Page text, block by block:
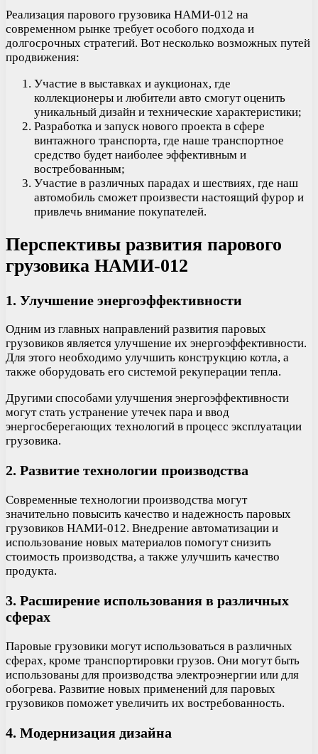
Реализация парового грузовика НАМИ-012 на
современном рынке требует особого подхода и
долгосрочных стратегий. Вот несколько возможных путей
продвижения:
Участие в выставках и аукционах, где
коллекционеры и любители авто смогут оценить
уникальный дизайн и технические характеристики;
Разработка и запуск нового проекта в сфере
винтажного транспорта, где наше транспортное
средство будет наиболее эффективным и
востребованным;
Участие в различных парадах и шествиях, где наш
автомобиль сможет произвести настоящий фурор и
привлечь внимание покупателей.
Перспективы развития парового
грузовика НАМИ-012
1. Улучшение энергоэффективности
Одним из главных направлений развития паровых
грузовиков является улучшение их энергоэффективности.
Для этого необходимо улучшить конструкцию котла, а
также оборудовать его системой рекуперации тепла.
Другими способами улучшения энергоэффективности
могут стать устранение утечек пара и ввод
энергосберегающих технологий в процесс эксплуатации
грузовика.
2. Развитие технологии производства
Современные технологии производства могут
значительно повысить качество и надежность паровых
грузовиков НАМИ-012. Внедрение автоматизации и
использование новых материалов помогут снизить
стоимость производства, а также улучшить качество
продукта.
3. Расширение использования в различных
сферах
Паровые грузовики могут использоваться в различных
сферах, кроме транспортировки грузов. Они могут быть
использованы для производства электроэнергии или для
обогрева. Развитие новых применений для паровых
грузовиков поможет увеличить их востребованность.
4. Модернизация дизайна